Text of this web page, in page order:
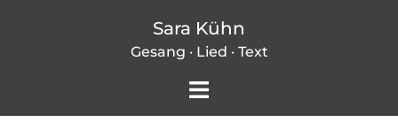
Sara Kühn
Gesang · Lied · Text
Menü